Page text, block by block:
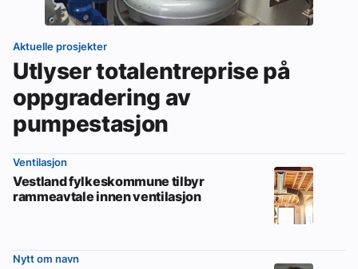
Aktuelle prosjekter
Utlyser totalentreprise på
oppgradering av
pumpestasjon
Ventilasjon
Vestland fylkeskommune tilbyr
rammeavtale innen ventilasjon
Nytt om navn